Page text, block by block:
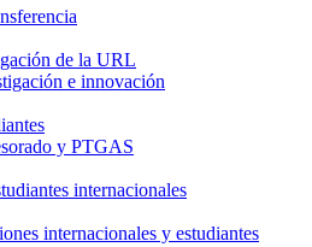
de la URL
e innovación
y PTGAS
internacionales
internacionales y estudiantes